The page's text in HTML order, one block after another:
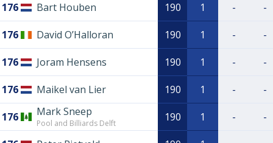
176 Bart Houben 190 1 - -
176 David O’Halloran 190 1 - -
176 Joram Hensens 190 1 - -
176 Maikel van Lier 190 1 - -
176 Mark Sneep
Pool and Billiards Delft 190 1 - -